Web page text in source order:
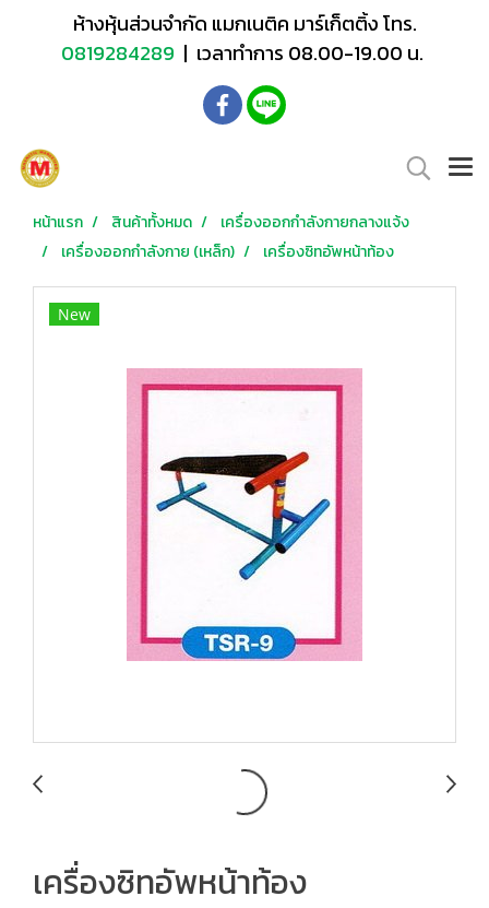
ห้างหุ้นส่วนจำกัด แมกเนติค มาร์เก็ตติ้ง โทร.
0819284289 | เวลาทำการ 08.00-19.00 น.
หน้าแรก สินค้าทั้งหมด
เครื่องออกกำลังกายกลางแจ้ง
เครื่องออกกำลังกาย (เหล็ก)
เครื่องซิทอัพหน้าท้อง
New
เครื่องซิทอัพหน้าท้อง